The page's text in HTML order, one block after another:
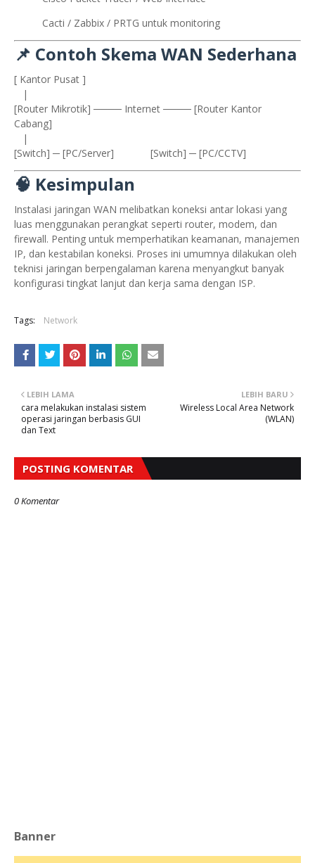
Cacti / Zabbix / PRTG untuk monitoring
📌 Contoh Skema WAN Sederhana
[ Kantor Pusat ]
|
[Router Mikrotik] ──── Internet ──── [Router Kantor
Cabang]
|
[Switch] ─ [PC/Server] [Switch] ─ [PC/CCTV]
🧠 Kesimpulan
Instalasi jaringan WAN melibatkan koneksi antar lokasi yang
luas menggunakan perangkat seperti router, modem, dan
firewall. Penting untuk memperhatikan keamanan, manajemen
IP, dan kestabilan koneksi. Proses ini umumnya dilakukan oleh
teknisi jaringan berpengalaman karena menyangkut banyak
konfigurasi tingkat lanjut dan kerja sama dengan ISP.
Tags: Network
LEBIH BARU
Wireless Local Area Network
(WLAN)
LEBIH LAMA
cara melakukan instalasi sistem
operasi jaringan berbasis GUI
dan Text
POSTING KOMENTAR
0 Komentar
Banner